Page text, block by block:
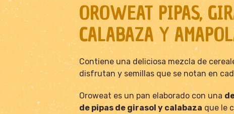
OROWEAT PIPAS,
CALABAZA Y
Contiene una deliciosa mezcla de
disfrutan y semillas que se notan en
Oroweat es un pan elaborado con una
de pipas de girasol y calabaza que le